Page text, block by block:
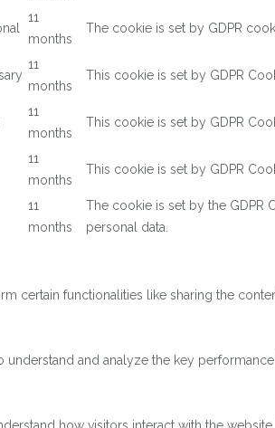
11
months
The cookie is set by GDPR
11
months
This cookie is set by GDPR
11
months
This cookie is set by GDPR
11
months
This cookie is set by GDPR
11
months
The cookie is set by the GDPR
personal data.
certain functionalities like sharing the
understand and analyze the key